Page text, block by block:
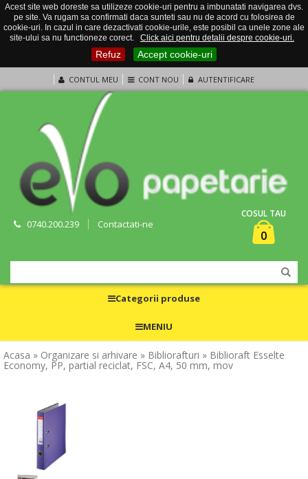
Acest site web doreste sa utilizeze cookie-uri pentru a imbunatati navigarea dvs.
pe site. Va rugam sa confirmati daca sunteti sau nu de acord cu folosirea de
cookie-uri. In cazul in care dezactivati cookie-urile, este posibil ca unele zone ale
site-ului sa nu functioneze corect.
Click aici pentru detalii despre cookie-uri.
Refuz Accept cookie-uri
CONTUL MEU CONT NOU AUTENTIFICARE
0740.200.239 Contactati-ne
COSUL TAU
0
Categorii produse
MENIU
Acasa » Organizare si arhivare » Bibliorafturi » Biblioraft Esselte
Economy, PP, partial reciclat, FSC, A4, 50 mm, mov